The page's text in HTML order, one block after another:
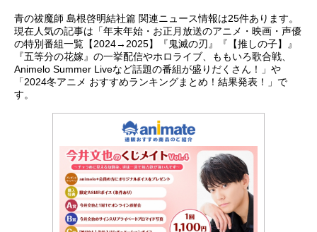
青の祓魔師 島根啓明結社篇 関連ニュース情報は25件あります。
現在人気の記事は「年末年始・お正月放送のアニメ・映画・声優
の特別番組一覧【2024→2025】『鬼滅の刃』『【推しの子】』
『五等分の花嫁』の一挙配信やホロライブ、ももいろ歌合戦、
Animelo Summer Liveなど話題の番組が盛りだくさん！」や
「2024冬アニメ おすすめランキングまとめ！結果発表！」で
す。